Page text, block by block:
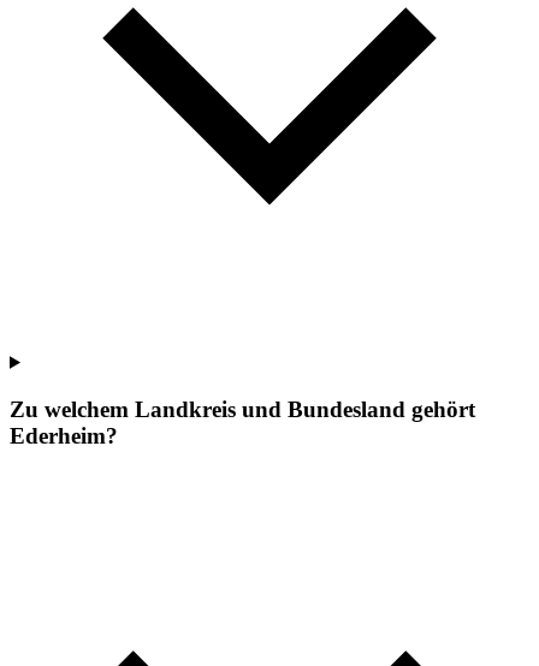
Zu welchem Landkreis und Bundesland gehört
Ederheim?